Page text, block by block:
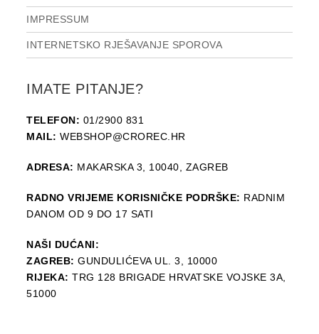
IMPRESSUM
INTERNETSKO RJEŠAVANJE SPOROVA
IMATE PITANJE?
TELEFON: 01/2900 831
MAIL: WEBSHOP@CROREC.HR
ADRESA: MAKARSKA 3, 10040, ZAGREB
RADNO VRIJEME KORISNIČKE PODRŠKE: RADNIM
DANOM OD 9 DO 17 SATI
NAŠI DUĆANI:
ZAGREB: GUNDULIĆEVA UL. 3, 10000
RIJEKA: TRG 128 BRIGADE HRVATSKE VOJSKE 3A,
51000